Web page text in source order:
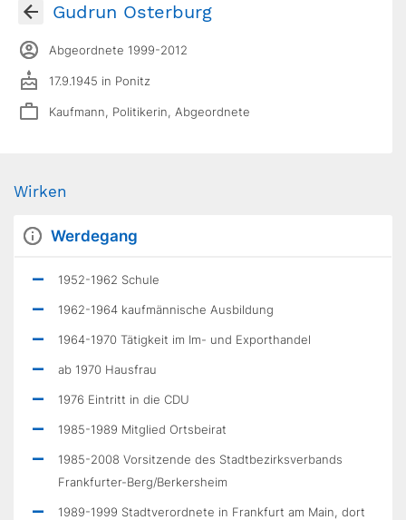
Gudrun Osterburg
Abgeordnete 1999-2012
17.9.1945 in Ponitz
Kaufmann, Politikerin, Abgeordnete
Wirken
Werdegang
1952-1962 Schule
1962-1964 kaufmännische Ausbildung
1964-1970 Tätigkeit im Im- und Exporthandel
ab 1970 Hausfrau
1976 Eintritt in die CDU
1985-1989 Mitglied Ortsbeirat
1985-2008 Vorsitzende des Stadtbezirksverbands
Frankfurter-Berg/Berkersheim
1989-1999 Stadtverordnete in Frankfurt am Main, dort